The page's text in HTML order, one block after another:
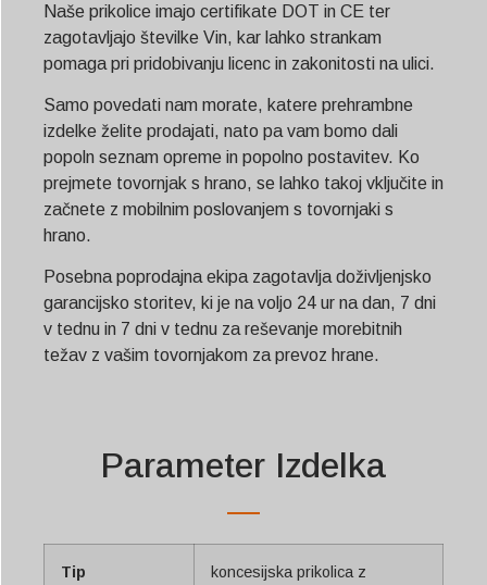
Naše prikolice imajo certifikate DOT in CE ter
zagotavljajo številke Vin, kar lahko strankam
pomaga pri pridobivanju licenc in zakonitosti na ulici.
Samo povedati nam morate, katere prehrambne
izdelke želite prodajati, nato pa vam bomo dali
popoln seznam opreme in popolno postavitev. Ko
prejmete tovornjak s hrano, se lahko takoj vključite in
začnete z mobilnim poslovanjem s tovornjaki s
hrano.
Posebna poprodajna ekipa zagotavlja doživljenjsko
garancijsko storitev, ki je na voljo 24 ur na dan, 7 dni
v tednu in 7 dni v tednu za reševanje morebitnih
težav z vašim tovornjakom za prevoz hrane.
Parameter Izdelka
Tip
koncesijska prikolica z